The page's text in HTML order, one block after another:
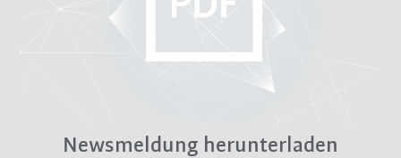
Newsmeldung herunterladen